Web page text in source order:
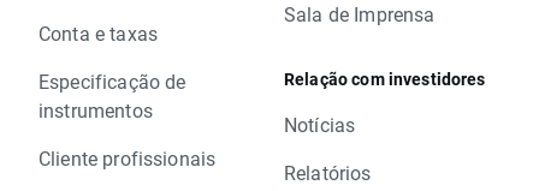
Conta e taxas
Especificação de
instrumentos
Cliente profissionais
Sala de Imprensa
Relação com investidores
Notícias
Relatórios